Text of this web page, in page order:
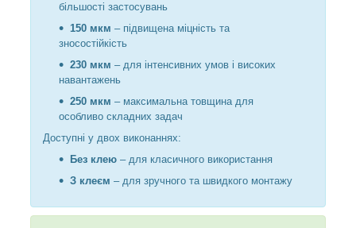
більшості застосувань
150 мкм – підвищена міцність та
зносостійкість
230 мкм – для інтенсивних умов і високих
навантажень
250 мкм – максимальна товщина для
особливо складних задач
Доступні у двох виконаннях:
Без клею – для класичного використання
З клеєм – для зручного та швидкого монтажу